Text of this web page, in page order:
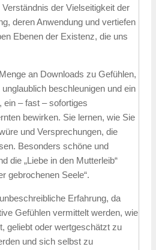
der Vielseitigkeit der
deren Anwendung und vertiefen
Ebenen der Existenz, die uns
an Downloads zu Gefühlen,
beschleunigen und ein
ein – fast – sofortiges
bewirken. Sie lernen, wie Sie
und Versprechungen, die
Besonders schöne und
die „Liebe in den Mutterleib“
gebrochenen Seele“.
Erfahrung, da
Gefühlen vermittelt werden, wie
geliebt oder wertgeschätzt zu
und sich selbst zu